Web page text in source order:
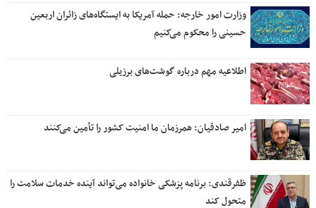
وزارت امور خارجه: حمله آمریکا به ایستگاه‌های زائران اربعین
حسینی را محکوم می‌کنیم
اطلاعیه مهم درباره گوشت‌های برزیلی
امیر صادقیان: همرزمان ما امنیت کشور را تأمین می‌کنند
ظفرقندی: برنامه پزشکی خانواده می‌تواند آینده خدمات سلامت را
متحول کند